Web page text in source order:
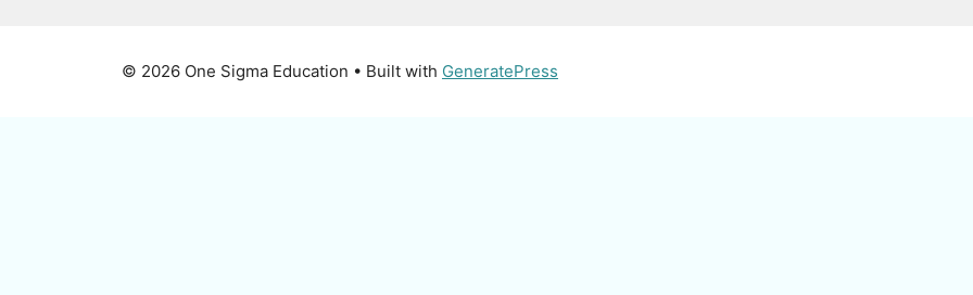
© 2026 One Sigma Education • Built with GeneratePress